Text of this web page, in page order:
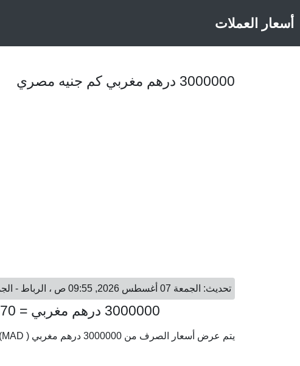
أسعار العملات
3000000 درهم مغربي كم جنيه مصري
تحديث: الجمعة 07 أغسطس 2026, 09:55 ص ، الرباط - الجمعة 07 أغسطس 2026, 11:55 ص ، القاهرة
3000000 درهم مغربي = 15,976,080.70 جنيه مصري
يتم عرض أسعار الصرف من 3000000 درهم مغربي ( MAD) إلى الجنيه المصري ( EGP) وفقا لأحدث أسعار الصرف.